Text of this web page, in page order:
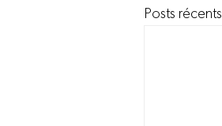
Posts récents